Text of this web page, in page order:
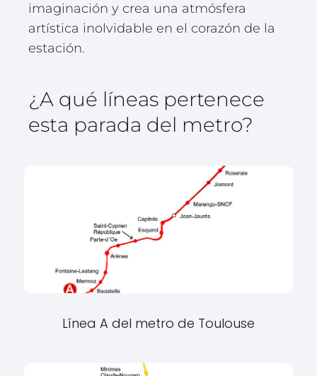
imaginación y crea una atmósfera
artística inolvidable en el corazón de la
estación.
¿A qué líneas pertenece
esta parada del metro?
Línea A del metro de Toulouse